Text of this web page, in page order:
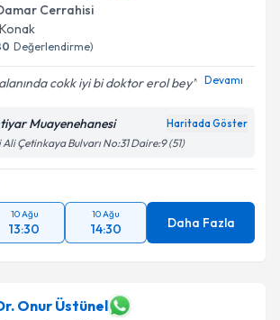
Cerrahisi
Değerlendirme)
cokk iyi bi doktor erol bey Devamı
Muayenehanesi Haritada Göster
Çetinkaya Bulvarı No:31 Daire:9 (51)
10 Ağu
13:30
10 Ağu
14:30 Daha Fazla
Onur Üstünel